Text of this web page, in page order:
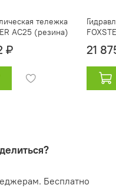
тележка
AC25 (резина)
₽ 21
Бесплатно